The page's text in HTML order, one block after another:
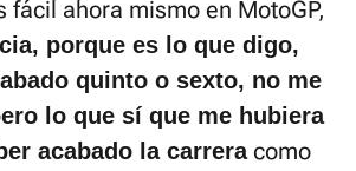
ahora mismo en MotoGP,
porque es lo que digo,
quinto o sexto, no me
lo que sí que me hubiera
acabado la carreracomo